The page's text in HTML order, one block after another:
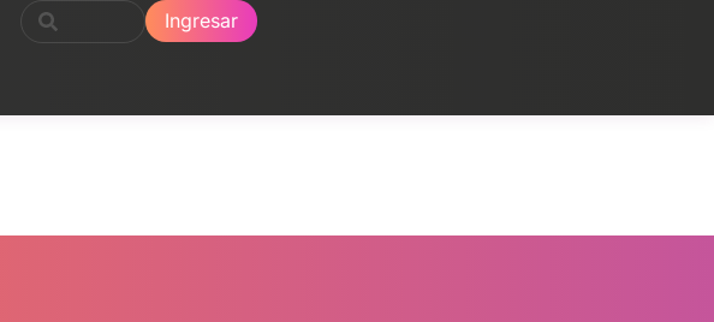
Ingresar